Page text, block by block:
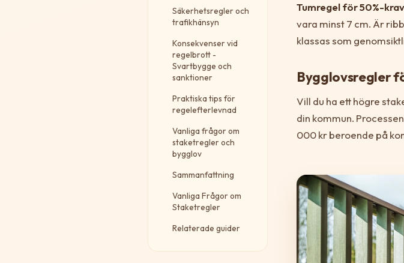
Säkerhetsregler och
trafikhänsyn
Konsekvenser vid
regelbrott -
Svartbygge och
sanktioner
Praktiska tips för
regelefterlevnad
Vanliga frågor om
staketregler och
bygglov
Sammanfattning
Vanliga Frågor om
Staketregler
Relaterade guider
Tumregel för 50%-
vara minst 7 cm. Är
klassas som
Bygglovsregler
Vill du ha ett högre
din kommun.
000 kr beroende på